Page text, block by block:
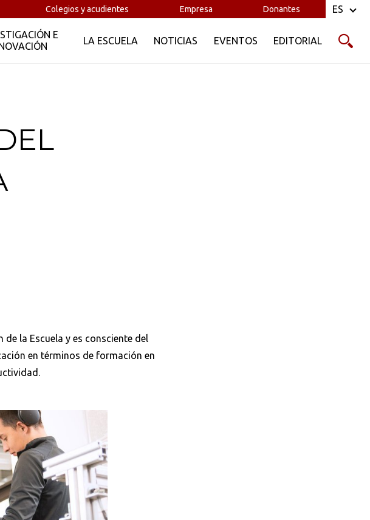
Colegios y acudientes Empresa Donantes
E
LA ESCUELA NOTICIAS EVENTOS EDITORIAL
ES
la Escuela y es consciente del
en términos de formación en